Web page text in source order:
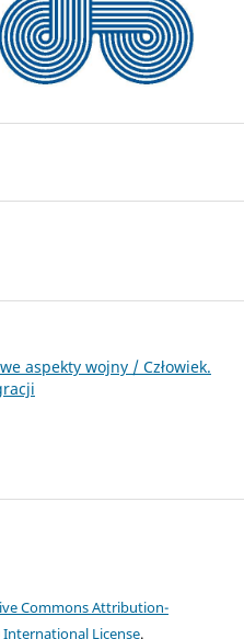
aspekty wojny / Człowiek.
Commons Attribution-
License.